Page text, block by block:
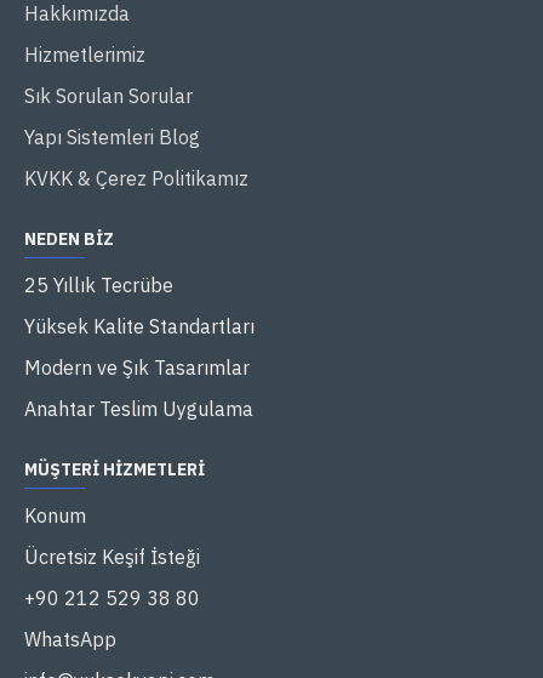
Hakkımızda
Hizmetlerimiz
Sık Sorulan Sorular
Yapı Sistemleri Blog
KVKK & Çerez Politikamız
NEDEN BIZ
25 Yıllık Tecrübe
Yüksek Kalite Standartları
Modern ve Şık Tasarımlar
Anahtar Teslim Uygulama
MÜŞTERI HIZMETLERI
Konum
Ücretsiz Keşif İsteği
+90 212 529 38 80
WhatsApp